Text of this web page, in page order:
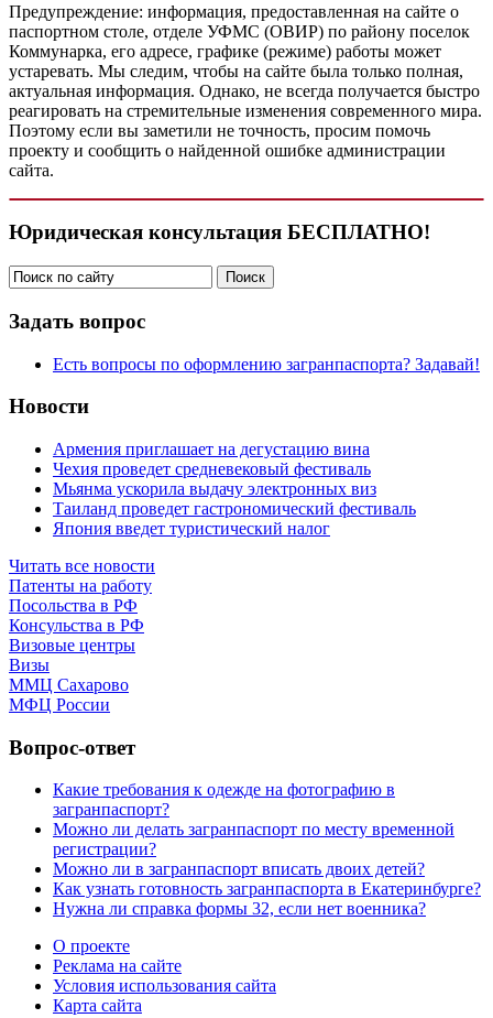
Предупреждение: информация, предоставленная на сайте о
паспортном столе, отделе УФМС (ОВИР) по району поселок
Коммунарка, его адресе, графике (режиме) работы может
устаревать. Мы следим, чтобы на сайте была только полная,
актуальная информация. Однако, не всегда получается быстро
реагировать на стремительные изменения современного мира.
Поэтому если вы заметили не точность, просим помочь
проекту и сообщить о найденной ошибке администрации
сайта.
Юридическая консультация БЕСПЛАТНО!
Задать вопрос
Есть вопросы по оформлению загранпаспорта? Задавай!
Новости
Армения приглашает на дегустацию вина
Чехия проведет средневековый фестиваль
Мьянма ускорила выдачу электронных виз
Таиланд проведет гастрономический фестиваль
Япония введет туристический налог
Читать все новости
Патенты на работу
Посольства в РФ
Консульства в РФ
Визовые центры
Визы
ММЦ Сахарово
МФЦ России
Вопрос-ответ
Какие требования к одежде на фотографию в
загранпаспорт?
Можно ли делать загранпаспорт по месту временной
регистрации?
Можно ли в загранпаспорт вписать двоих детей?
Как узнать готовность загранпаспорта в Екатеринбурге?
Нужна ли справка формы 32, если нет военника?
О проекте
Реклама на сайте
Условия использования сайта
Карта сайта